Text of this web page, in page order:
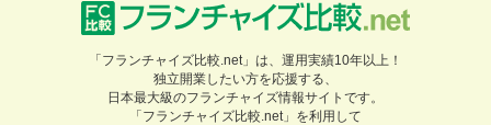
「フランチャイズ比較.net」は、運用実績10年以上！
独立開業したい方を応援する、
日本最大級のフランチャイズ情報サイトです。
「フランチャイズ比較.net」を利用して